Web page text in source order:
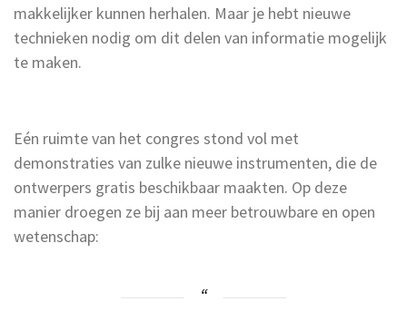
makkelijker kunnen herhalen. Maar je hebt nieuwe
technieken nodig om dit delen van informatie mogelijk
te maken.
Eén ruimte van het congres stond vol met
demonstraties van zulke nieuwe instrumenten, die de
ontwerpers gratis beschikbaar maakten. Op deze
manier droegen ze bij aan meer betrouwbare en open
wetenschap: